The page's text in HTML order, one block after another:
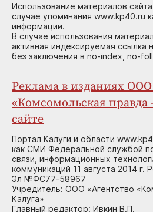
Использование материалов
случае упоминания www.kp40.ru
информации.
В случае использования
активная индексируемая ссылка
без заключения в no-index, no-
Реклама в изданиях ООО
«Комсомольская правда
сайте
Портал Калуги и области
как СМИ Федеральной службой
связи, информационных
коммуникаций 11 августа 2014 г.
Эл №ФС77-58967
Учредитель: ООО «Агентство
Калуга»
Главный редактор: Ивкин В.П.